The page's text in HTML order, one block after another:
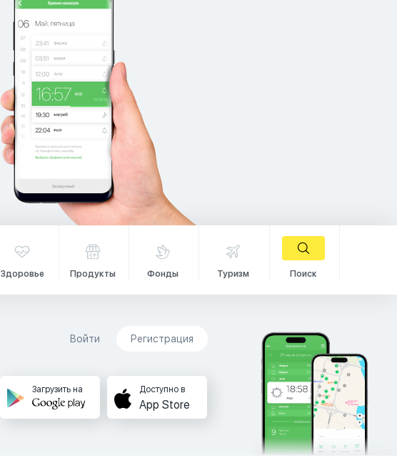
Здоровье Продукты Фонды Туризм Поиск
Войти Регистрация
Загрузить на Доступно в
App Store